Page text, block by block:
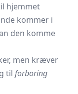
hjemmet
kommer i
den komme
men kræver
til forboring